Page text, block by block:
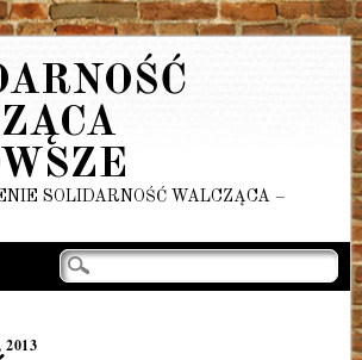
SOLIDARNOŚĆ WALCZĄCA –
2013